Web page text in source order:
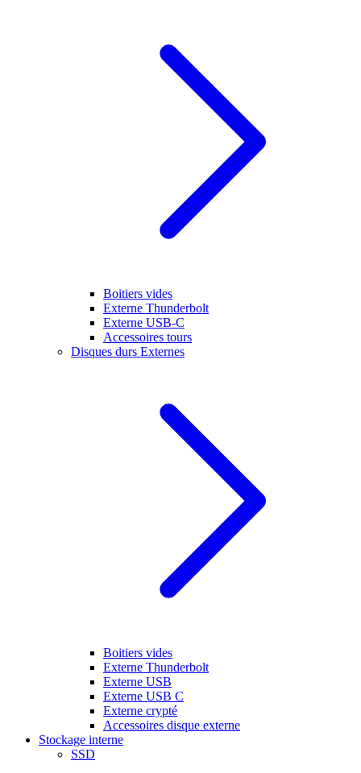
Boitiers vides
Externe Thunderbolt
Externe USB-C
Accessoires tours
Disques durs Externes
Boitiers vides
Externe Thunderbolt
Externe USB
Externe USB C
Externe crypté
Accessoires disque externe
Stockage interne
SSD